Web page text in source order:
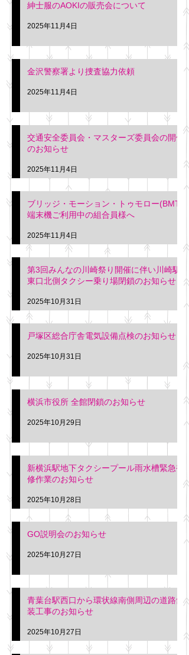
紳士服のAOKIの販売会について
2025年11月4日
金沢警察署より捜査協力依頼
2025年11月4日
交通安全委員会・マスターズ委員会の開催
のお知らせ
2025年11月4日
ブリッジ・モーション・トゥモロー(BMT)
端末機ご利用中の組合員様へ
2025年11月4日
第3回みんなの川崎祭り開催に伴い川崎駅
東口北側タクシー乗り場閉鎖のお知らせ
2025年10月31日
戸塚区総合庁舎電気設備点検のお知らせ
2025年10月31日
横浜市役所 全館閉鎖のお知らせ
2025年10月29日
新横浜駅地下タクシープール雨水槽緊急補
修作業のお知らせ
2025年10月28日
GO説明会のお知らせ
2025年10月27日
青葉台駅西口から環状線南側周辺の道路舗
装工事のお知らせ
2025年10月27日